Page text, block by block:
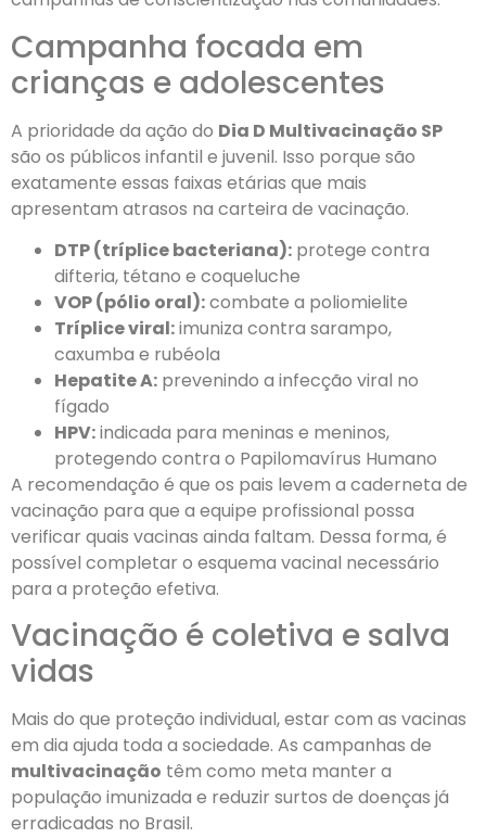
Campanha focada em
crianças e adolescentes
A prioridade da ação do Dia D Multivacinação SP
são os públicos infantil e juvenil. Isso porque são
exatamente essas faixas etárias que mais
apresentam atrasos na carteira de vacinação.
DTP (tríplice bacteriana): protege contra
difteria, tétano e coqueluche
VOP (pólio oral):combate a poliomielite
Tríplice viral:imuniza contra sarampo,
caxumba e rubéola
Hepatite A: prevenindo a infecção viral no
fígado
HPV:indicada para meninas e meninos,
protegendo contra o Papilomavírus Humano
A recomendação é que os pais levem a caderneta de
vacinação para que a equipe profissional possa
verificar quais vacinas ainda faltam. Dessa forma, é
possível completar o esquema vacinal necessário
para a proteção efetiva.
Vacinação é coletiva e salva
vidas
Mais do que proteção individual, estar com as vacinas
em dia ajuda toda a sociedade. As campanhas de
multivacinação têm como meta manter a
população imunizada e reduzir surtos de doenças já
erradicadas no Brasil.